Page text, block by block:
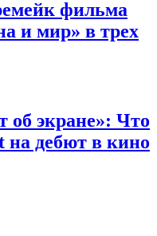
фильма
и мир» в трех
об экране»: Что
на дебют в кино